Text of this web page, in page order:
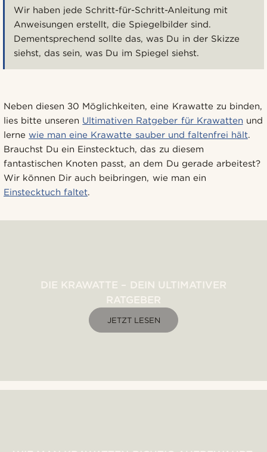
Wir haben jede Schritt-für-Schritt-Anleitung mit
Anweisungen erstellt, die Spiegelbilder sind.
Dementsprechend sollte das, was Du in der Skizze
siehst, das sein, was Du im Spiegel siehst.
Neben diesen 30 Möglichkeiten, eine Krawatte zu binden,
lies bitte unseren Ultimativen Ratgeber für Krawatten und
lernewie man eine Krawatte sauber und faltenfrei hält.
Brauchst Du ein Einstecktuch, das zu diesem
fantastischen Knoten passt, an dem Du gerade arbeitest?
Wir können Dir auch beibringen, wie man ein
Einstecktuch faltet.
DIE KRAWATTE – DEIN ULTIMATIVER
RATGEBER
JETZT LESEN